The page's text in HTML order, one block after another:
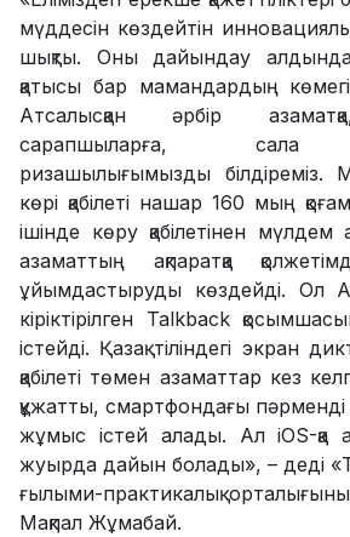
мүддесін көздейтін
шықты. Оны дайындау
қатысы бар мамандардың
Атсалысқан әрбір
сарапшыларға, сала
ризашылығымызды білдіреміз.
көрі қабілеті нашар 160 мың
ішінде көру қабілетінен
азаматтың ақпаратқа
ұйымдастыруды көздейді. Ол
кіріктірілген Talkback
істейді. Қазақ тіліндегі экран
қабілеті төмен азаматтар кез
құжатты, смартфондағы пәрменді
жұмыс істей алады. Ал iOS-қа
жуырда дайын болады», – деді
ғылыми-практикалық
Мақпал Жұмабай.